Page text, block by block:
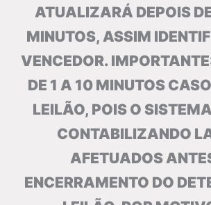
ATUALIZARÁ DEPOIS
MINUTOS, ASSIM
VENCEDOR.
DE 1 A 10 MINUTOS
LEILÃO, POIS O
CONTABILIZANDO
AFETUADOS
ENCERRAMENTO DO